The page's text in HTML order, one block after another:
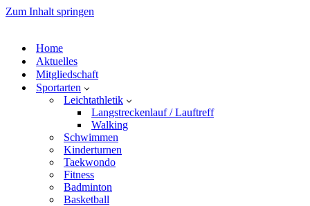
Zum Inhalt springen
Home
Aktuelles
Mitgliedschaft
Sportarten
Leichtathletik
Langstreckenlauf / Lauftreff
Walking
Schwimmen
Kinderturnen
Taekwondo
Fitness
Badminton
Basketball